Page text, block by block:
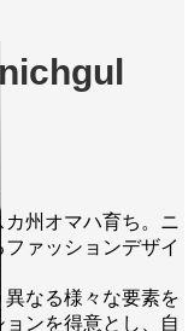
州オマハ育ち。ニ
ファッションデザイ
なる様々な要素を
ョンを得意とし、自